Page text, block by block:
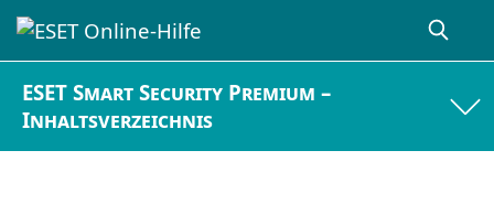
ESET Smart Security Premium –
Inhaltsverzeichnis